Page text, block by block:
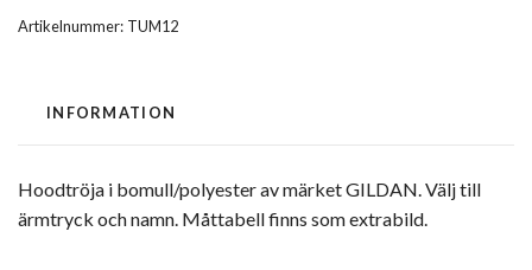
Artikelnummer: TUM12
INFORMATION
Hoodtröja i bomull/polyester av märket GILDAN. Välj till
ärmtryck och namn. Måttabell finns som extrabild.